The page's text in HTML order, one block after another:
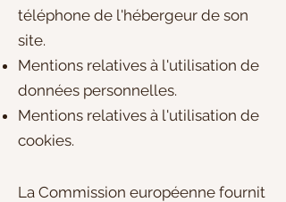
téléphone de l'hébergeur de son
site.
Mentions relatives à l'utilisation de
données personnelles.
Mentions relatives à l'utilisation de
cookies.
La Commission européenne fournit